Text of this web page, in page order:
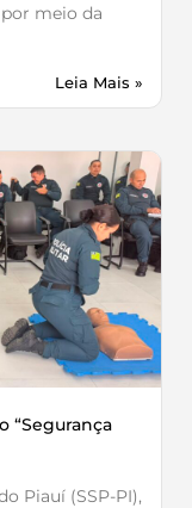
meio da
Leia Mais »
“Segurança
Piauí (SSP-PI),